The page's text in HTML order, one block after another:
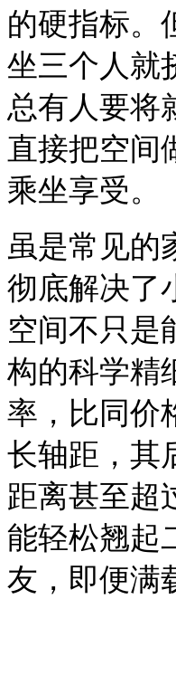
的硬指标。
坐三个人就
总有人要将
直接把空间
乘坐享受。
虽是常见的
彻底解决了
空间不只是
构的科学精
率，比同价
长轴距， 其
距离甚至超
能轻松翘起
友，即便满